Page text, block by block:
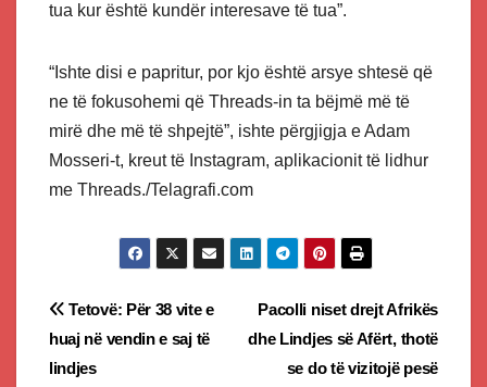
tua kur është kundër interesave të tua”.
“Ishte disi e papritur, por kjo është arsye shtesë që
ne të fokusohemi që Threads-in ta bëjmë më të
mirë dhe më të shpejtë”, ishte përgjigja e Adam
Mosseri-t, kreut të Instagram, aplikacionit të lidhur
me Threads./Telagrafi.com
Post
navigation
Pacolli niset drejt Afrikës
dhe Lindjes së Afërt, thotë
se do të vizitojë pesë
Tetovë: Për 38 vite e
huaj në vendin e saj të
lindjes